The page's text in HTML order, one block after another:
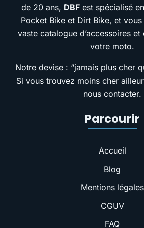
de 20 ans, DBF est spécialisé
Pocket Bike et Dirt Bike, et
vaste catalogue d’accessoires
votre moto.
Notre devise : “jamais plus cher
Si vous trouvez moins cher
nous contacter.
Parcourir
Accueil
Blog
Mentions légales
CGUV
FAQ